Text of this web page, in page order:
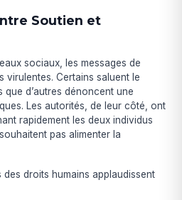
Soutien et
sociaux, les messages de
virulentes. Certains saluent le
d’autres dénoncent une
Les autorités, de leur côté, ont
rapidement les deux individus
pas alimenter la
des droits humains applaudissent